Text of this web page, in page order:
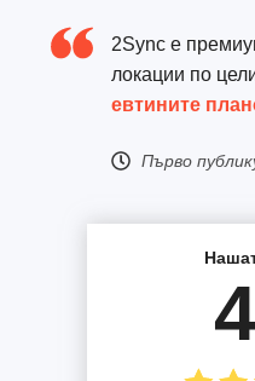
2Sync е
локации по
евтините
Първо